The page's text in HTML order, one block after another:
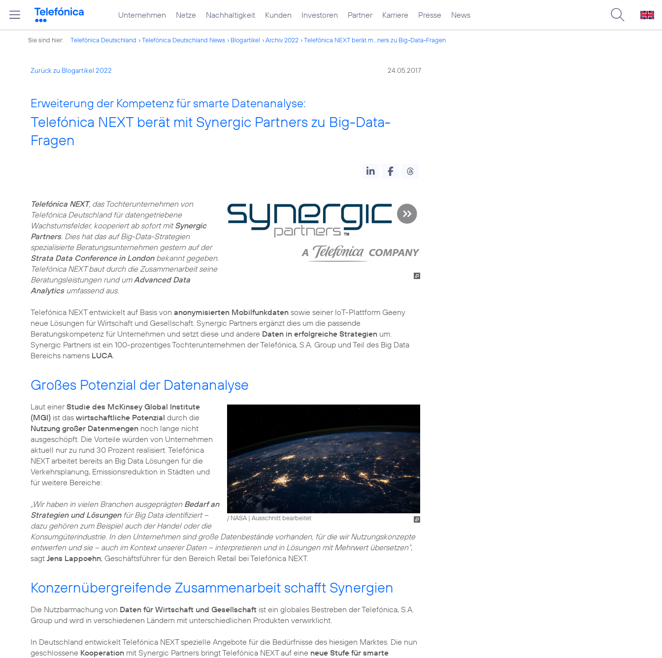
Unternehmen Netze Nachhaltigkeit Kunden Investoren Partner Karriere Presse News
Sie sind hier: Telefónica Deutschland Telefónica Deutschland News Blogartikel Archiv 2022 Telefónica NEXT berät m...ners zu Big-Data-Fragen
Zurück zu Blogartikel 2022 24.05.2017
Erweiterung der Kompetenz für smarte Datenanalyse:
Telefónica NEXT berät mit Synergic Partners zu Big-Data-
Fragen
Telefónica NEXT, das Tochterunternehmen von
Telefónica Deutschland für datengetriebene
Wachstumsfelder, kooperiert ab sofort mitSynergic
Partners. Dies hat das auf Big-Data-Strategien
spezialisierte Beratungsunternehmen gestern auf der
Strata Data Conference in Londonbekannt gegeben.
Telefónica NEXT baut durch die Zusammenarbeit seine
Beratungsleistungen rund umAdvanced Data
Analyticsumfassend aus.
Telefónica NEXT entwickelt auf Basis von anonymisierten Mobilfunkdaten sowie seiner IoT-Plattform Geeny
neue Lösungen für Wirtschaft und Gesellschaft. Synergic Partners ergänzt dies um die passende
Beratungskompetenz für Unternehmen und setzt diese und andere Daten in erfolgreiche Strategien um.
Synergic Partners ist ein 100-prozentiges Tochterunternehmen der Telefónica, S.A. Group und Teil des Big Data
Bereichs namens LUCA.
Großes Potenzial der Datenanalyse
/ NASA| Ausschnitt bearbeitet
Laut einerStudie des McKinsey Global Institute
(MGI) ist das wirtschaftliche Potenzial durch die
Nutzung großer Datenmengen noch lange nicht
ausgeschöpft. Die Vorteile würden von Unternehmen
aktuell nur zu rund 30 Prozent realisiert. Telefónica
NEXT arbeitet bereits an Big Data Lösungen für die
Verkehrsplanung, Emissionsreduktion in Städten und
für weitere Bereiche:
„Wir haben in vielen Branchen ausgeprägten Bedarf an
Strategien und Lösungenfür Big Data identifiziert –
dazu gehören zum Beispiel auch der Handel oder die
Konsumgüterindustrie. In den Unternehmen sind große Datenbestände vorhanden, für die wir Nutzungskonzepte
entwerfen und sie – auch im Kontext unserer Daten – interpretieren und in Lösungen mit Mehrwert übersetzen“,
sagt Jens Lappoehn, Geschäftsführer für den Bereich Retail bei Telefónica NEXT.
Konzernübergreifende Zusammenarbeit schafft Synergien
Die Nutzbarmachung von Daten für Wirtschaft und Gesellschaft ist ein globales Bestreben der Telefónica, S.A.
Group und wird in verschiedenen Ländern mit unterschiedlichen Produkten verwirklicht.
In Deutschland entwickelt Telefónica NEXT spezielle Angebote für die Bedürfnisse des hiesigen Marktes. Die nun
geschlossene Kooperation mit Synergic Partners bringt Telefónica NEXT auf eine neue Stufe für smarte